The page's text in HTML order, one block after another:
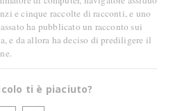
e cinque raccolte di racconti, e uno
ha pubblicato un racconto sui
e da allora ha deciso di prediligere il
ti è piaciuto?